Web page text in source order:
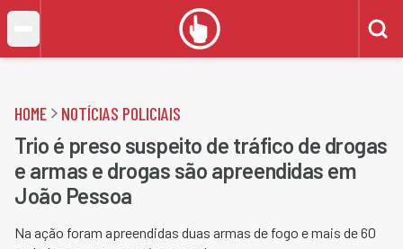
HOME NOTÍCIAS POLICIAIS
Trio é preso suspeito de tráfico de drogas
e armas e drogas são apreendidas em
João Pessoa
Na ação foram apreendidas duas armas de fogo e mais de 60